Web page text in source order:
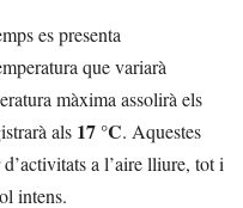
es presenta
que variarà
màxima assolirà els
als 17 °C. Aquestes
a l’aire lliure, tot i
intens.